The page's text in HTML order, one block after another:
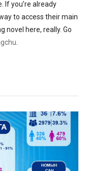
If you’re already
to access their main
novel here, really. Go